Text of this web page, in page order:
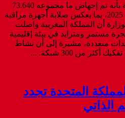
أفادت معطيات لوزارة الداخلية بأنه تم إجهاض ما مجموعه 73.640
محاولة هجرة غير شرعية سنة 2025، بما يعكس صلابة أجهزة مراقبة
أن المملكة المغربية واصلت
ضغط هجرة مستمر ومتزايد في بيئة إقليمية
متعددة، مشيرة إلى أن نشاط
من 300 شبكة. ...
المتحدة تجدد
الذاتي